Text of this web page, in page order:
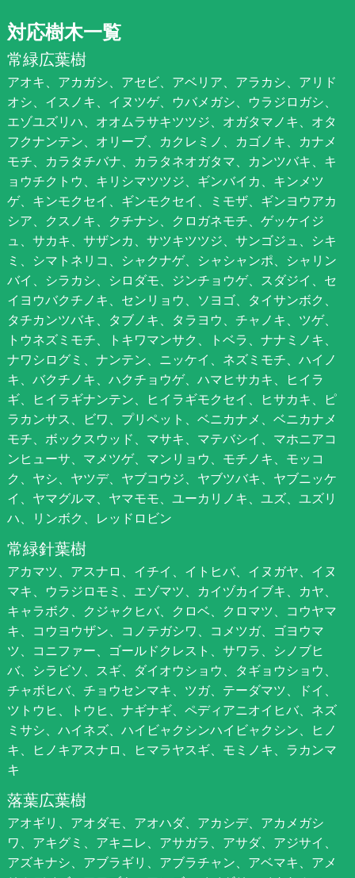
対応樹木一覧
常緑広葉樹
アオキ、アカガシ、アセビ、アベリア、アラカシ、アリド
オシ、イスノキ、イヌツゲ、ウバメガシ、ウラジロガシ、
エゾユズリハ、オオムラサキツツジ、オガタマノキ、オタ
フクナンテン、オリーブ、カクレミノ、カゴノキ、カナメ
モチ、カラタチバナ、カラタネオガタマ、カンツバキ、キ
ョウチクトウ、キリシマツツジ、ギンバイカ、キンメツ
ゲ、キンモクセイ、ギンモクセイ、ミモザ、ギンヨウアカ
シア、クスノキ、クチナシ、クロガネモチ、ゲッケイジ
ュ、サカキ、サザンカ、サツキツツジ、サンゴジュ、シキ
ミ、シマトネリコ、シャクナゲ、シャシャンポ、シャリン
バイ、シラカシ、シロダモ、ジンチョウゲ、スダジイ、セ
イヨウバクチノキ、センリョウ、ソヨゴ、タイサンボク、
タチカンツバキ、タブノキ、タラヨウ、チャノキ、ツゲ、
トウネズミモチ、トキワマンサク、トベラ、ナナミノキ、
ナワシログミ、ナンテン、ニッケイ、ネズミモチ、ハイノ
キ、バクチノキ、ハクチョウゲ、ハマヒサカキ、ヒイラ
ギ、ヒイラギナンテン、ヒイラギモクセイ、ヒサカキ、ピ
ラカンサス、ビワ、プリペット、ベニカナメ、ベニカナメ
モチ、ボックスウッド、マサキ、マテバシイ、マホニアコ
ンヒューサ、マメツゲ、マンリョウ、モチノキ、モッコ
ク、ヤシ、ヤツデ、ヤブコウジ、ヤブツバキ、ヤブニッケ
イ、ヤマグルマ、ヤマモモ、ユーカリノキ、ユズ、ユズリ
ハ、リンボク、レッドロビン
常緑針葉樹
アカマツ、アスナロ、イチイ、イトヒバ、イヌガヤ、イヌ
マキ、ウラジロモミ、エゾマツ、カイヅカイブキ、カヤ、
キャラボク、クジャクヒバ、クロベ、クロマツ、コウヤマ
キ、コウヨウザン、コノテガシワ、コメツガ、ゴヨウマ
ツ、コニファー、ゴールドクレスト、サワラ、シノブヒ
バ、シラビソ、スギ、ダイオウショウ、タギョウショウ、
チャボヒバ、チョウセンマキ、ツガ、テーダマツ、ドイ、
ツトウヒ、トウヒ、ナギナギ、ペディアニオイヒバ、ネズ
ミサシ、ハイネズ、ハイビャクシンハイビャクシン、ヒノ
キ、ヒノキアスナロ、ヒマラヤスギ、モミノキ、ラカンマ
キ
落葉広葉樹
アオギリ、アオダモ、アオハダ、アカシデ、アカメガシ
ワ、アキグミ、アキニレ、アサガラ、アサダ、アジサイ、
アズキナシ、アブラギリ、アブラチャン、アベマキ、アメ